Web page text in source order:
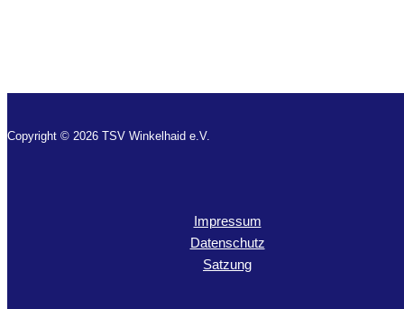
Copyright © 2026 TSV Winkelhaid e.V.
Impressum
Datenschutz
Satzung